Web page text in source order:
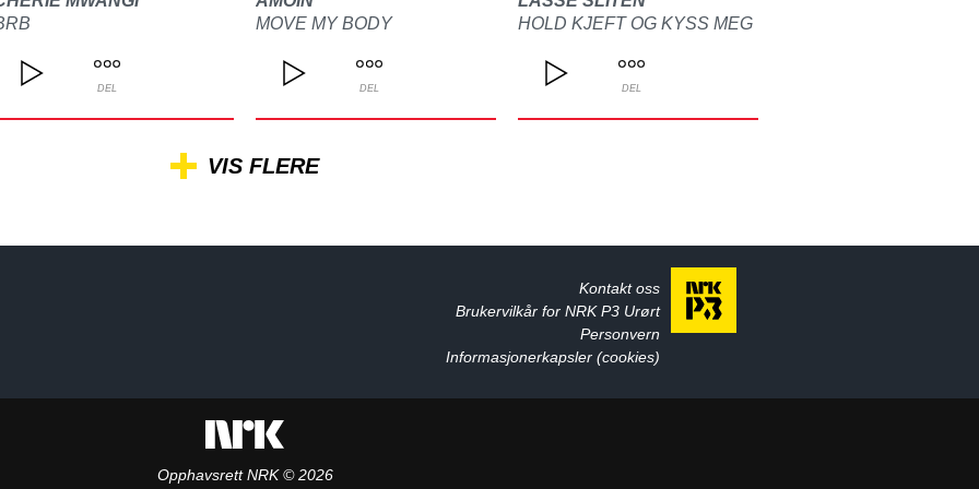
DEL
MOVE MY BODY
DEL
HOLD KJEFT OG KYSS MEG
DEL
VIS FLERE
Kontakt oss
Brukervilkår for NRK P3 Urørt
Personvern
Informasjonerkapsler (cookies)
Opphavsrett NRK © 2026